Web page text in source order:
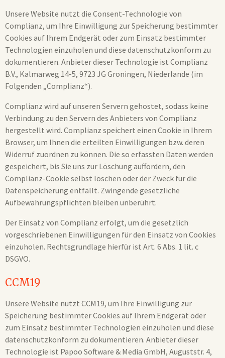
Unsere Website nutzt die Consent-Technologie von
Complianz, um Ihre Einwilligung zur Speicherung bestimmter
Cookies auf Ihrem Endgerät oder zum Einsatz bestimmter
Technologien einzuholen und diese datenschutzkonform zu
dokumentieren. Anbieter dieser Technologie ist Complianz
B.V., Kalmarweg 14-5, 9723 JG Groningen, Niederlande (im
Folgenden „Complianz“).
Complianz wird auf unseren Servern gehostet, sodass keine
Verbindung zu den Servern des Anbieters von Complianz
hergestellt wird. Complianz speichert einen Cookie in Ihrem
Browser, um Ihnen die erteilten Einwilligungen bzw. deren
Widerruf zuordnen zu können. Die so erfassten Daten werden
gespeichert, bis Sie uns zur Löschung auffordern, den
Complianz-Cookie selbst löschen oder der Zweck für die
Datenspeicherung entfällt. Zwingende gesetzliche
Aufbewahrungspflichten bleiben unberührt.
Der Einsatz von Complianz erfolgt, um die gesetzlich
vorgeschriebenen Einwilligungen für den Einsatz von Cookies
einzuholen. Rechtsgrundlage hierfür ist Art. 6 Abs. 1 lit. c
DSGVO.
CCM19
Unsere Website nutzt CCM19, um Ihre Einwilligung zur
Speicherung bestimmter Cookies auf Ihrem Endgerät oder
zum Einsatz bestimmter Technologien einzuholen und diese
datenschutzkonform zu dokumentieren. Anbieter dieser
Technologie ist Papoo Software & Media GmbH, Auguststr. 4,